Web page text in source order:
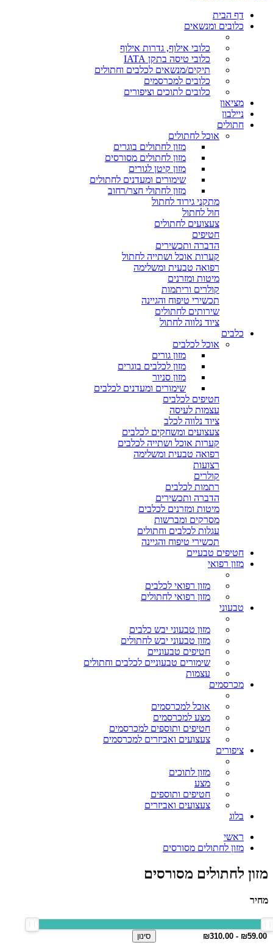
דף הבית
כלובים ומנשאים
כלובי אילוף, גדרות אילוף
כלובי טיסה בתקן IATA
תיקים/מנשאים לכלבים וחתולים
כלובים למכרסמים
כלובים לתוכים וציפורים
מציאון
ניילבון
חתולים
אוכל לחתולים
מזון לחתולים בוגרים
מזון לחתולים מסורסים
מזון קיטן לגורים
שימורים ומעדנים לחתולים
מזון לחתולי חצר/רחוב
מתקני גירוד לחתול
חול לחתול
צעצועים לחתולים
חטיפים
הדברה ותכשירים
קערות אוכל ושתייה לחתול
רפואה טבעית ומשלימה
מיטות ומזרנים
קולרים וריתמות
תכשירי טיפוח והגיינה
שירותים לחתולים
ציוד נלווה לחתול
כלבים
אוכל לכלבים
מזון גורים
מזון לכלבים בוגרים
מזון סניור
שימורים ומעדנים לכלבים
חטיפים לכלבים
עצמות לעיסה
ציוד נלווה לכלב
צעצועים ומשחקים לכלבים
קערות אוכל ושתייה לכלבים
רפואה טבעית ומשלימה
רצועות
קולרים
רתמות לכלבים
הדברה ותכשירים
מיטות ומזרנים לכלבים
מסרקים ומברשות
עגלות לכלבים וחתולים
תכשירי טיפוח והגיינה
חטיפים טבעיים
מזון רפואי
מזון רפואי לכלבים
מזון רפואי לחתולים
טבעוני
מזון טבעוני יבש כלבים
מזון טבעוני יבש לחתולים
חטיפים טבעוניים
שימורים טבעוניים לכלבים וחתולים
עצמות
מכרסמים
אוכל למכרסמים
מצע למכרסמים
חטיפים ותוספים למכרסמים
צעצועים ואביזרים למכרסמים
ציפורים
מזון לתוכים
מצע
חטיפים ותוספים
צעצועים ואביזרים
בלוג
ראשי
מזון לחתולים מסורסים
מזון לחתולים מסורסים
מחיר
סינון